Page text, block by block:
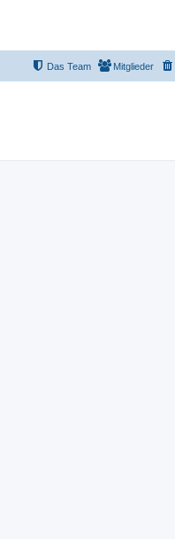
Mitglieder
Das Team